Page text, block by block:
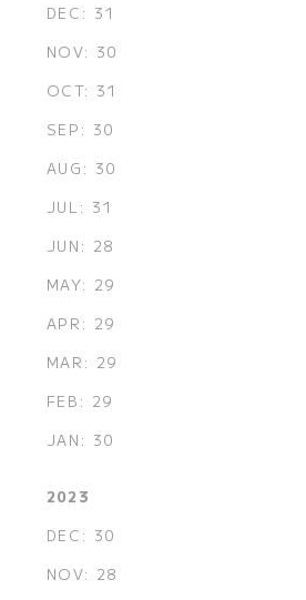
DEC: 31
NOV: 30
OCT: 31
SEP: 30
AUG: 30
JUL: 31
JUN: 28
MAY: 29
APR: 29
MAR: 29
FEB: 29
JAN: 30
2023
DEC: 30
NOV: 28